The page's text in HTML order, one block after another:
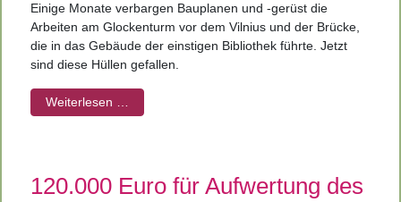
Einige Monate verbargen Bauplanen und -gerüst die
Arbeiten am Glockenturm vor dem Vilnius und der Brücke,
die in das Gebäude der einstigen Bibliothek führte. Jetzt
sind diese Hüllen gefallen.
Weiterlesen …
120.000 Euro für Aufwertung des